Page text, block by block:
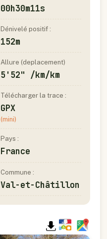
00h30m11s
Dénivelé positif :
152m
Allure (deplacement)
5'52" /km/km
Télécharger la trace :
GPX
(mini)
Pays :
France
Commune :
Val-et-Châtillon